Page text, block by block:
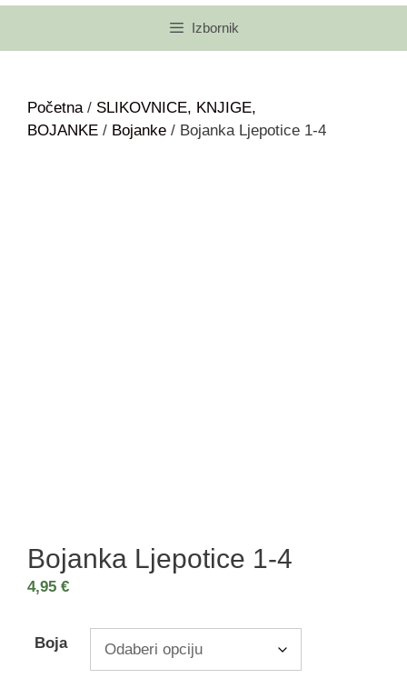
Izbornik
Početna/ SLIKOVNICE, KNJIGE,
BOJANKE / Bojanke / Bojanka Ljepotice 1-4
Bojanka Ljepotice 1-4
4,95 €
Boja